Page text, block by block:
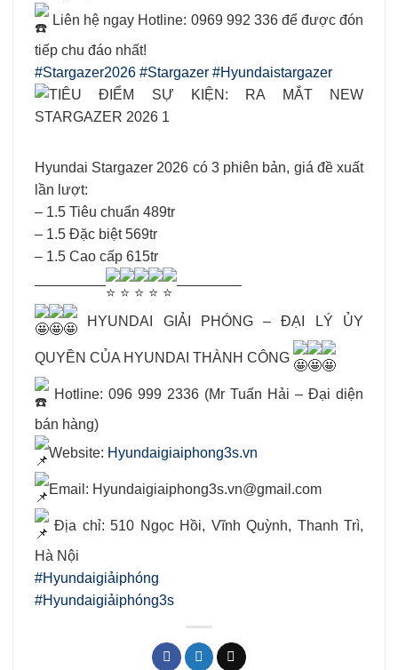
Liên hệ ngay Hotline: 0969 992 336 để được đón
tiếp chu đáo nhất!
#Stargazer2026 #Stargazer #Hyundaistargazer
Hyundai Stargazer 2026 có 3 phiên bản, giá đề xuất
lần lượt:
– 1.5 Tiêu chuẩn 489tr
– 1.5 Đặc biệt 569tr
– 1.5 Cao cấp 615tr
—————
————–
HYUNDAI GIẢI PHÓNG – ĐẠI LÝ ỦY
QUYỀN CỦA HYUNDAI THÀNH CÔNG
Hotline: 096 999 2336 (Mr Tuấn Hải – Đại diện
bán hàng)
Website: Hyundaigiaiphong3s.vn
Email: Hyundaigiaiphong3s.vn@gmail.com
Địa chỉ: 510 Ngọc Hồi, Vĩnh Quỳnh, Thanh Trì,
Hà Nội
#Hyundaigiảiphóng
#Hyundaigiảiphóng3s